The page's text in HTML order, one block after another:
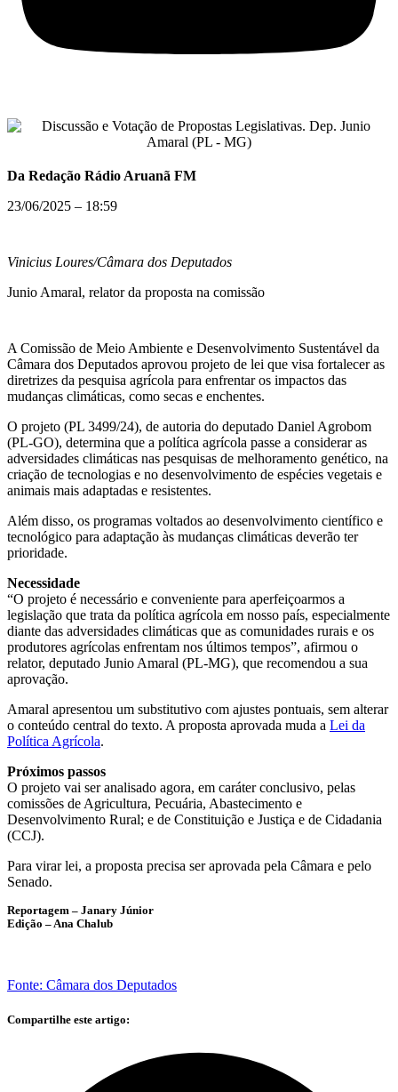
Da Redação Rádio Aruanã FM
23/06/2025 – 18:59
Vinicius Loures/Câmara dos Deputados
Junio Amaral, relator da proposta na comissão
A Comissão de Meio Ambiente e Desenvolvimento Sustentável da
Câmara dos Deputados aprovou projeto de lei que visa fortalecer as
diretrizes da pesquisa agrícola para enfrentar os impactos das
mudanças climáticas, como secas e enchentes.
O projeto (PL 3499/24), de autoria do deputado Daniel Agrobom
(PL-GO), determina que a política agrícola passe a considerar as
adversidades climáticas nas pesquisas de melhoramento genético, na
criação de tecnologias e no desenvolvimento de espécies vegetais e
animais mais adaptadas e resistentes.
Além disso, os programas voltados ao desenvolvimento científico e
tecnológico para adaptação às mudanças climáticas deverão ter
prioridade.
Necessidade
“O projeto é necessário e conveniente para aperfeiçoarmos a
legislação que trata da política agrícola em nosso país, especialmente
diante das adversidades climáticas que as comunidades rurais e os
produtores agrícolas enfrentam nos últimos tempos”, afirmou o
relator, deputado Junio Amaral (PL-MG), que recomendou a sua
aprovação.
Amaral apresentou um substitutivo com ajustes pontuais, sem alterar
o conteúdo central do texto. A proposta aprovada muda a Lei da
Política Agrícola.
Próximos passos
O projeto vai ser analisado agora, em caráter conclusivo, pelas
comissões de Agricultura, Pecuária, Abastecimento e
Desenvolvimento Rural; e de Constituição e Justiça e de Cidadania
(CCJ).
Para virar lei, a proposta precisa ser aprovada pela Câmara e pelo
Senado.
Reportagem – Janary Júnior
Edição – Ana Chalub
Fonte: Câmara dos Deputados
Compartilhe este artigo: